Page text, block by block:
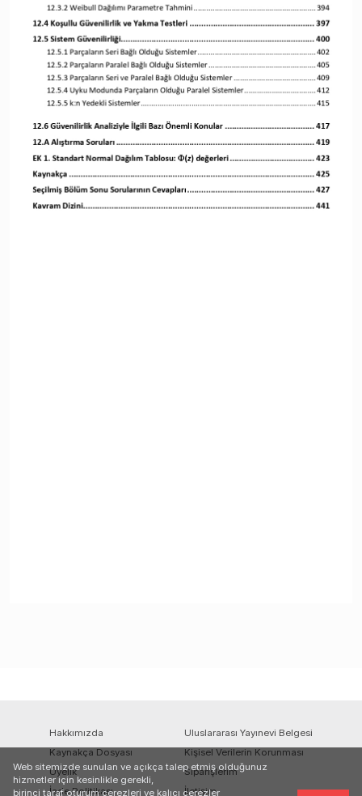
Hakkımızda
Uluslararası Yayınevi Belgesi
Kaynakça Dosyası
Kişisel Verilerin Korunması
Üyelik
Siparişlerim
İade Politikası
İletişim
Web sitemizde sunulan ve açıkça talep etmiş olduğunuz
hizmetler için kesinlikle gerekli,
birinci taraf oturum çerezleri ve kalıcı çerezler